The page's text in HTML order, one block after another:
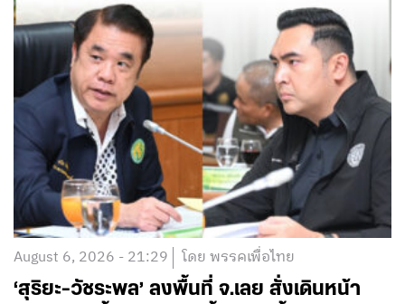
August 6, 2026 - 21:29 โดย พรรคเพื่อไทย
‘สุริยะ-วัชระพล’ ลงพื้นที่ จ.เลย สั่งเดินหน้า